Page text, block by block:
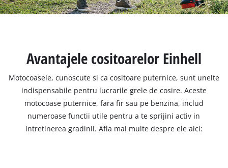
Avantajele cositoarelor Einhell
Motocoasele, cunoscute si ca cositoare puternice, sunt unelte
indispensabile pentru lucrarile grele de cosire. Aceste
motocoase puternice, fara fir sau pe benzina, includ
numeroase functii utile pentru a te sprijini activ in
intretinerea gradinii. Afla mai multe despre ele aici: